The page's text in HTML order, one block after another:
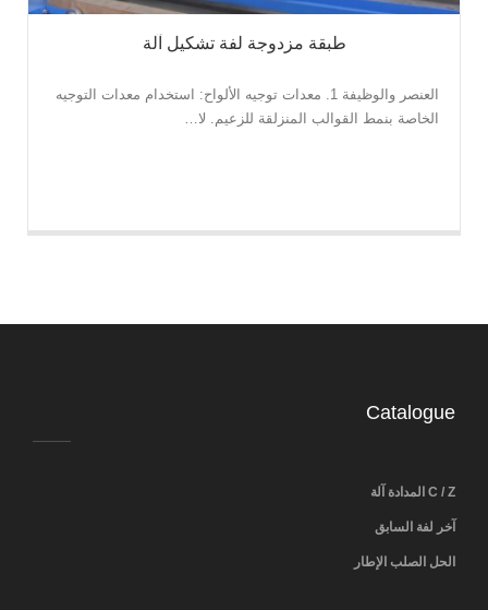
طبقة مزدوجة لفة تشكيل آلة
العنصر والوظيفة 1. معدات توجيه الألواح: استخدام معدات التوجيه
الخاصة بنمط القوالب المنزلقة للزعيم. لا…
Catalogue
C / Z المدادة آلة
آخر لفة السابق
الحل الصلب الإطار